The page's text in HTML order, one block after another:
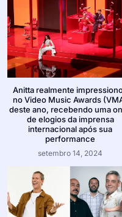
Anitta realmente
no Video Music Awards
deste ano, recebendo uma
de elogios da imprensa
internacional após sua
performance
setembro 14, 2024